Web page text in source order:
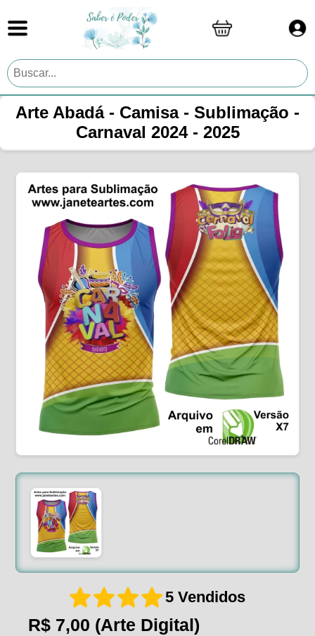
Arte Abadá - Camisa - Sublimação -
Carnaval 2024 - 2025
5 Vendidos
R$ 7,00 (Arte Digital)